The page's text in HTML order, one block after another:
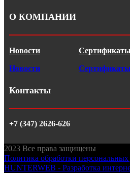
О КОМПАНИИ
Новости Сертификаты
Новости Сертификаты
Контакты
+7 (347) 2626-626
2023 Все права защищены
Политика обработки
HUNTERWEB - Разработка